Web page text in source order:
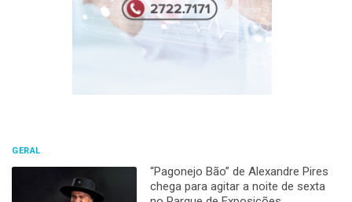
GERAL
“Pagonejo Bão” de Alexandre Pires
chega para agitar a noite de sexta